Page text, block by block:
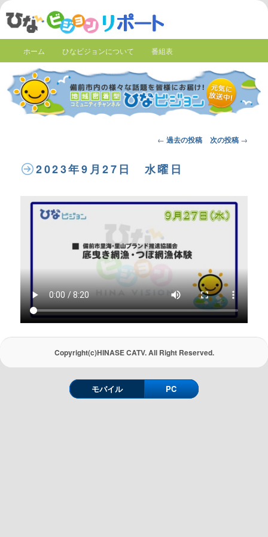
ホーム ひなビジョンについて 番組表
Post
← 過去の投稿 次の投稿 →
2023年9月27日 水曜日
Copyright(c)HINASE CATV. All Right Reserved.
モバイル PC